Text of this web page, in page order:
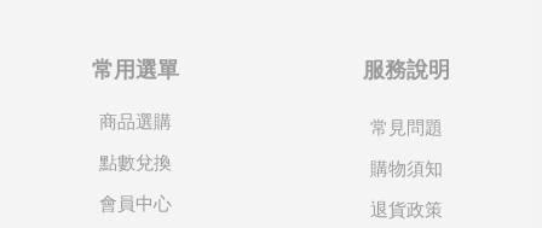
常用選單
商品選購
點數兌換
會員中心
服務說明
常見問題
購物須知
退貨政策